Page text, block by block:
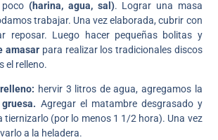
poco(harina, agua, sal). Lograr una masa
trabajar. Una vez elaborada, cubrir con
reposar. Luego hacer pequeñas bolitas y
amasar para realizar los tradicionales discos
el relleno.
hervir 3 litros de agua, agregamos la
Agregar el matambre desgrasado y
tiernizarlo (por lo menos 1 1/2 hora). Una vez
a la heladera.